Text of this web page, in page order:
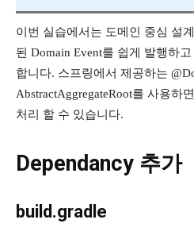
이번 실습에서는 도메인 중심 설
된 Domain Event를 쉽게 발행하
합니다. 스프링에서 제공하는
AbstractAggregateRoot를 사용하
처리 할 수 있습니다.
Dependancy 추가
build.gradle